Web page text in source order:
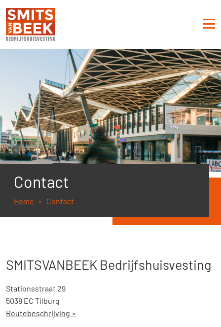
Contact
Home Contact
SMITSVANBEEK Bedrijfshuisvesting
Stationsstraat 29
5038 EC Tilburg
Routebeschrijving »